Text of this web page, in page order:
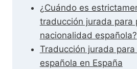
¿Cuándo es
traducción jurada para
nacionalidad española?
Traducción jurada
española en España